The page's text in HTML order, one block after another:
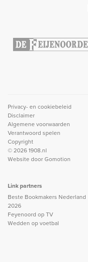
Privacy- en cookiebeleid
Disclaimer
Algemene voorwaarden
Verantwoord spelen
Copyright
© 2026 1908.nl
Website doorGomotion
Link partners
Beste Bookmakers Nederland
2026
Feyenoord op TV
Wedden op voetbal